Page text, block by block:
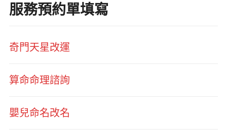
服務預約單填寫
奇門天星改運
算命命理諮詢
嬰兒命名改名